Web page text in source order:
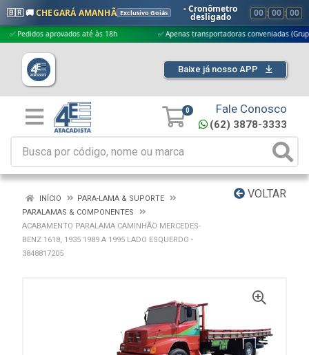
🇧🇷 🚚CHEGARÁ AMANHÃ Exclusivo Goiás - Cronômetro
desligado 00 : 00 : 00
aprovados até às 18h ✅ Apenas transportadoras conveniadas (Grupo G5)
Baixe já nosso APP
0 Fale Conosco
(62) 3878-3333
VOLTAR
INÍCIO
PARA-LAMA & SUPORTE
PARALAMAS & COMPONENTES
ACABAMENTO PARALAMA CAMINHÃO MERCEDES-
BENZ 1618, 1935 1989 A 1995 LADO ESQUERDO -
3848817205